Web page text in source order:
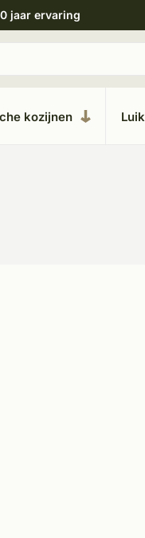
jaar ervaring
kozijnen